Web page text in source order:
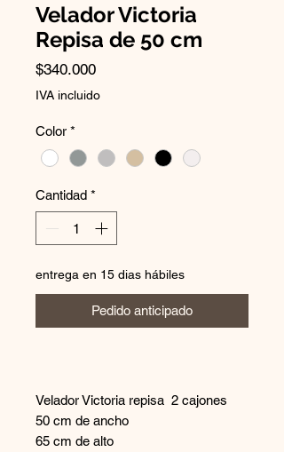
Velador Victoria
Repisa de 50 cm
$340.000Precio
IVA incluido
Color *
Cantidad *
entrega en 15 dias hábiles
Pedido anticipado
Velador Victoria repisa 2 cajones
50 cm de ancho
65 cm de alto